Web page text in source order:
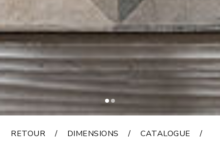
RETOUR DIMENSIONS CATALOGUE